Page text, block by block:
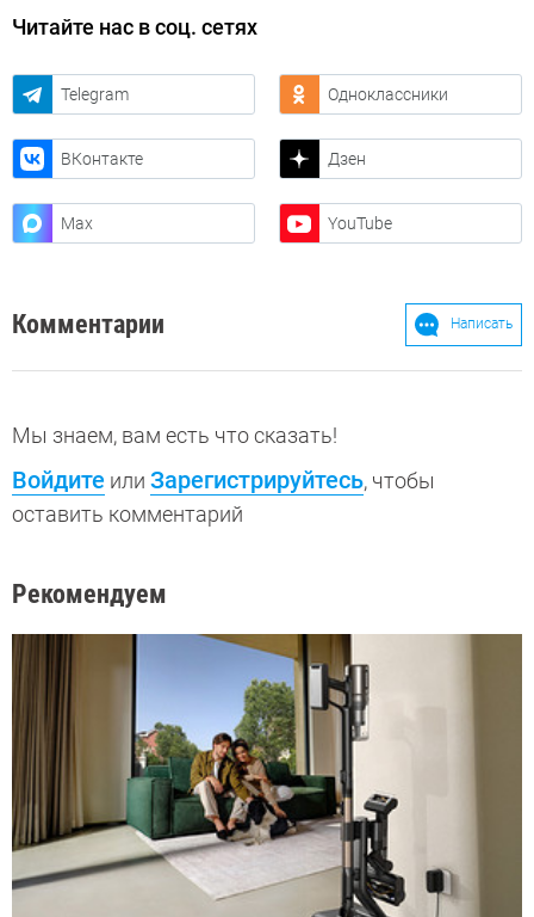
Читайте нас в соц. сетях
Telegram Одноклассники
ВКонтакте Дзен
Max YouTube
Комментарии Написать
Мы знаем, вам есть что сказать!
Войдите или Зарегистрируйтесь, чтобы
оставить комментарий
Рекомендуем